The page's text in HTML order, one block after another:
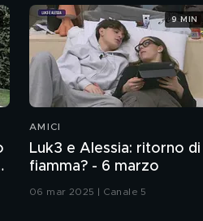
AMICI
Luk3 e Alessia: ritorno di
fiamma? - 6 marzo
06 mar 2025 | Canale 5
9 MIN